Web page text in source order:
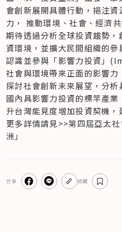
會創新展開具體行動，挹注
力， 推動環境、社會、經濟
期待透過分析全球投資趨勢
資環境，並擴大民間組織的
認識並參與「影響力投資」
社會與環境帶來正面的影響
探討社會創新未來展望，分
國內具影響力投資的標竿產
升台灣能見度增加投資契機，
更多詳情請見>>第四屆亞太
洲」
分享 收藏